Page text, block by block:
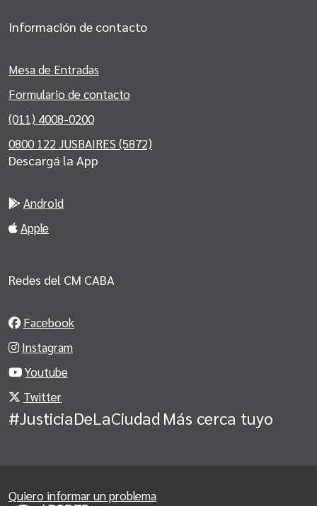
Información de contacto
Mesa de Entradas
Formulario de contacto
(011) 4008-0200
0800 122 JUSBAIRES (5872)
Descargá la App
Android
Apple
Redes del CM CABA
Facebook
Instagram
Youtube
Twitter
#JusticiaDeLaCiudad Más cerca tuyo
Quiero informar un problema